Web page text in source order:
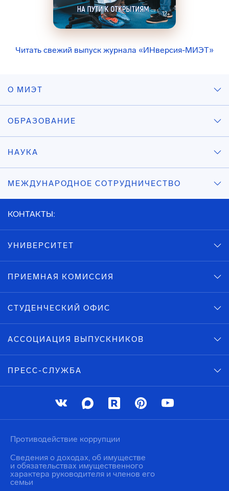
Читать свежий выпуск журнала «ИНверсия-МИЭТ»
О МИЭТ
ОБРАЗОВАНИЕ
НАУКА
МЕЖДУНАРОДНОЕ СОТРУДНИЧЕСТВО
КОНТАКТЫ:
УНИВЕРСИТЕТ
ПРИЕМНАЯ КОМИССИЯ
СТУДЕНЧЕСКИЙ ОФИС
АССОЦИАЦИЯ ВЫПУСКНИКОВ
ПРЕСС-СЛУЖБА
Противодействие коррупции
Сведения о доходах, об имуществе
и обязательствах имущественного
характера руководителя и членов его
семьи